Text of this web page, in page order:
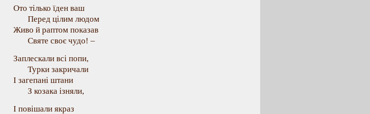
Ото тілько їден ваш
Перед цілим людом
Живо й раптом показав
Святе своє чудо! –
Заплескали всі попи,
Турки закричали
І загепані штани
З козака ізняли,
І повішали якраз